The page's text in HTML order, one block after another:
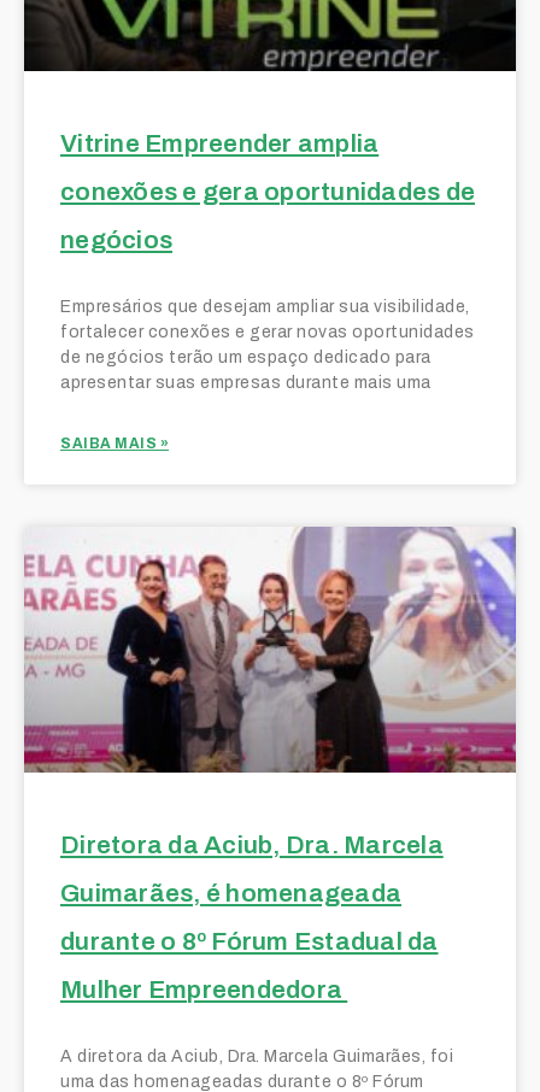
Vitrine Empreender amplia
conexões e gera oportunidades de
negócios
Empresários que desejam ampliar sua visibilidade,
fortalecer conexões e gerar novas oportunidades
de negócios terão um espaço dedicado para
apresentar suas empresas durante mais uma
SAIBA MAIS »
Diretora da Aciub, Dra. Marcela
Guimarães, é homenageada
durante o 8º Fórum Estadual da
Mulher Empreendedora
A diretora da Aciub, Dra. Marcela Guimarães, foi
uma das homenageadas durante o 8º Fórum